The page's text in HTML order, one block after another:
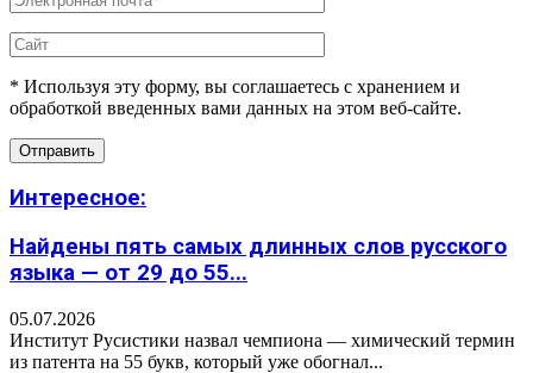
* Используя эту форму, вы соглашаетесь с хранением и
обработкой введенных вами данных на этом веб-сайте.
Интересное:
Найдены пять самых длинных слов русского
языка — от 29 до 55...
05.07.2026
Институт Русистики назвал чемпиона — химический термин
из патента на 55 букв, который уже обогнал...